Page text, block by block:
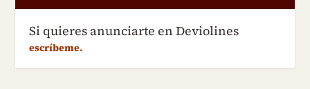
Si quieres anunciarte en Deviolines
escríbeme.